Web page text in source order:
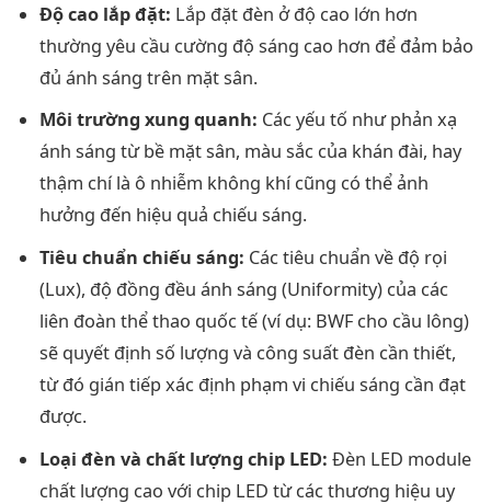
Độ cao lắp đặt: Lắp đặt đèn ở độ cao lớn hơn
thường yêu cầu cường độ sáng cao hơn để đảm bảo
đủ ánh sáng trên mặt sân.
Môi trường xung quanh: Các yếu tố như phản xạ
ánh sáng từ bề mặt sân, màu sắc của khán đài, hay
thậm chí là ô nhiễm không khí cũng có thể ảnh
hưởng đến hiệu quả chiếu sáng.
Tiêu chuẩn chiếu sáng: Các tiêu chuẩn về độ rọi
(Lux), độ đồng đều ánh sáng (Uniformity) của các
liên đoàn thể thao quốc tế (ví dụ: BWF cho cầu lông)
sẽ quyết định số lượng và công suất đèn cần thiết,
từ đó gián tiếp xác định phạm vi chiếu sáng cần đạt
được.
Loại đèn và chất lượng chip LED: Đèn LED module
chất lượng cao với chip LED từ các thương hiệu uy